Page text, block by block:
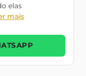
elas
mais